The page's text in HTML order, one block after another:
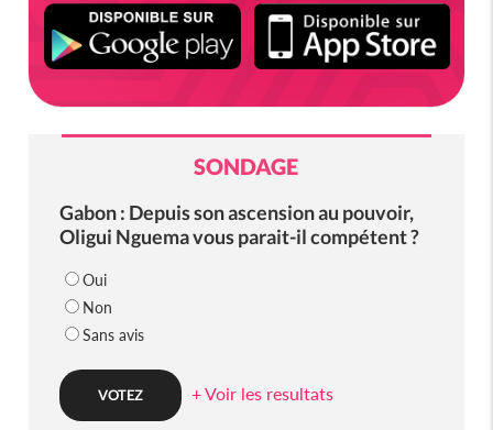
SONDAGE
Gabon : Depuis son ascension au pouvoir,
Oligui Nguema vous parait-il compétent ?
Oui
Non
Sans avis
+ Voir les resultats